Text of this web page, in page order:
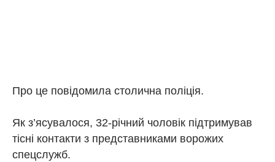
Про це повідомила столична поліція.
Як з’ясувалося, 32-річний чоловік підтримував
тісні контакти з представниками ворожих
спецслужб.